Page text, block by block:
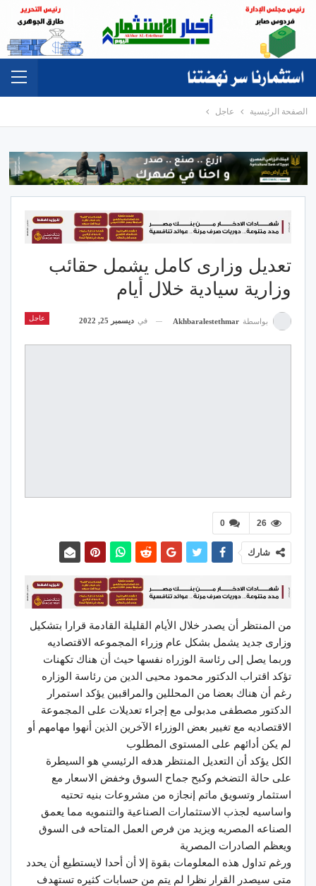
الصفحة الرئيسية عاجل
تعديل وزارى كامل يشمل حقائب
وزارية سيادية خلال أيام
عاجل بواسطة Akhbaralestethmar في ديسمبر 25, 2022
0 26
شارك
من المنتظر أن يصدر خلال الأيام القليلة القادمة قرارا بتشكيل
وزارى جديد يشمل بشكل عام وزراء المجموعه الاقتصاديه
وربما يصل إلى رئاسة الوزراه نفسها حيث أن هناك تكهنات
تؤكد اقتراب الدكتور محمود محيى الدين من رئاسة الوزاره
رغم أن هناك بعضا من المحللين والمراقبين يؤكد استمرار
الدكتور مصطفى مدبولى مع إجراء تعديلات على المجموعة
الاقتصاديه مع تغيير بعض الوزراء الآخرين الذين أنهوا مهامهم أو
لم يكن أدائهم على المستوى المطلوب
الكل يؤكد أن التعديل المنتظر هدفه الرئيسي هو السيطرة
على حالة التضخم وكبح جماح السوق وخفض الاسعار مع
استثمار وتسويق ماتم إنجازه من مشروعات بنيه تحتيه
واساسيه لجذب الاستثمارات الصناعية والتنمويه مما يعمق
الصناعه المصريه ويزيد من فرص العمل المتاحه فى السوق
ويعظم الصادرات المصرية
ورغم تداول هذه المعلومات بقوة إلا أن أحدا لايستطيع أن يحدد
متى سيصدر القرار نظرا لم يتم من حسابات كثيره تستهدف